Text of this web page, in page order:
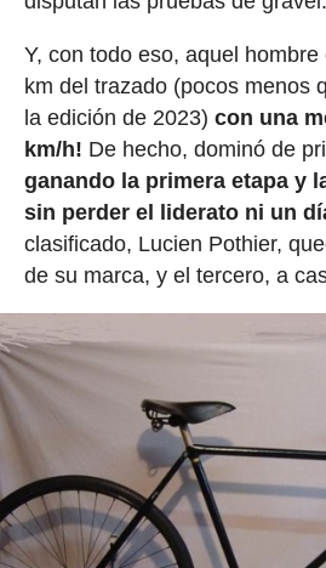
Y, con todo eso, aquel
km del trazado (pocos menos
la edición de 2023) con una
km/h! De hecho, dominó de
ganando la primera etapa y
sin perder el liderato ni un
clasificado, Lucien Pothier,
de su marca, y el tercero, a